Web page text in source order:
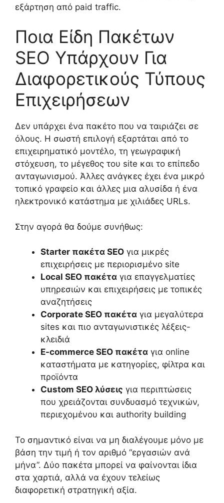
εξάρτηση από paid traffic.
Ποια Είδη Πακέτων
SEO Υπάρχουν Για
Διαφορετικούς Τύπους
Επιχειρήσεων
Δεν υπάρχει ένα πακέτο που να ταιριάζει σε
όλους. Η σωστή επιλογή εξαρτάται από το
επιχειρηματικό μοντέλο, τη γεωγραφική
στόχευση, το μέγεθος του site και το επίπεδο
ανταγωνισμού. Άλλες ανάγκες έχει ένα μικρό
τοπικό γραφείο και άλλες μια αλυσίδα ή ένα
ηλεκτρονικό κατάστημα με χιλιάδες URLs.
Στην αγορά θα δούμε συνήθως:
Starter πακέτα SEO για μικρές
επιχειρήσεις με περιορισμένο site
Local SEO πακέτα για επαγγελματίες
υπηρεσιών και επιχειρήσεις με τοπικές
αναζητήσεις
Corporate SEO πακέτα για μεγαλύτερα
sites και πιο ανταγωνιστικές λέξεις-
κλειδιά
E-commerce SEO πακέτα για online
καταστήματα με κατηγορίες, φίλτρα και
προϊόντα
Custom SEO λύσεις για περιπτώσεις
που χρειάζονται συνδυασμό τεχνικών,
περιεχομένου και authority building
Το σημαντικό είναι να μη διαλέγουμε μόνο με
βάση την τιμή ή τον αριθμό “εργασιών ανά
μήνα”. Δύο πακέτα μπορεί να φαίνονται ίδια
στα χαρτιά, αλλά να έχουν τελείως
διαφορετική στρατηγική αξία.